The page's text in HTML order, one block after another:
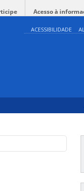
Acesso à
ACESSIBILIDADE